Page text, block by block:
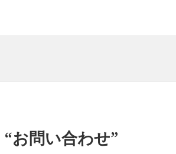
問い合わせ”